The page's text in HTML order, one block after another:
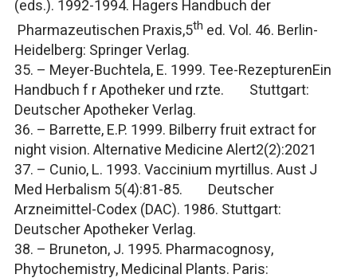
(eds.). 1992-1994. Hagers Handbuch der
Pharmazeutischen Praxis,5th ed. Vol. 46. Berlin-
Heidelberg: Springer Verlag.
35. – Meyer-Buchtela, E. 1999. Tee-RezepturenEin
Handbuch f r Apotheker und rzte. Stuttgart:
Deutscher Apotheker Verlag.
36. – Barrette, E.P. 1999. Bilberry fruit extract for
night vision.Alternative Medicine Alert2(2):2021
37. – Cunio, L. 1993.Vaccinium myrtillus.Aust J
Med Herbalism 5(4):81-85. Deutscher
Arzneimittel-Codex(DAC). 1986. Stuttgart:
Deutscher Apotheker Verlag.
38. – Bruneton, J. 1995. Pharmacognosy,
Phytochemistry, Medicinal Plants. Paris: